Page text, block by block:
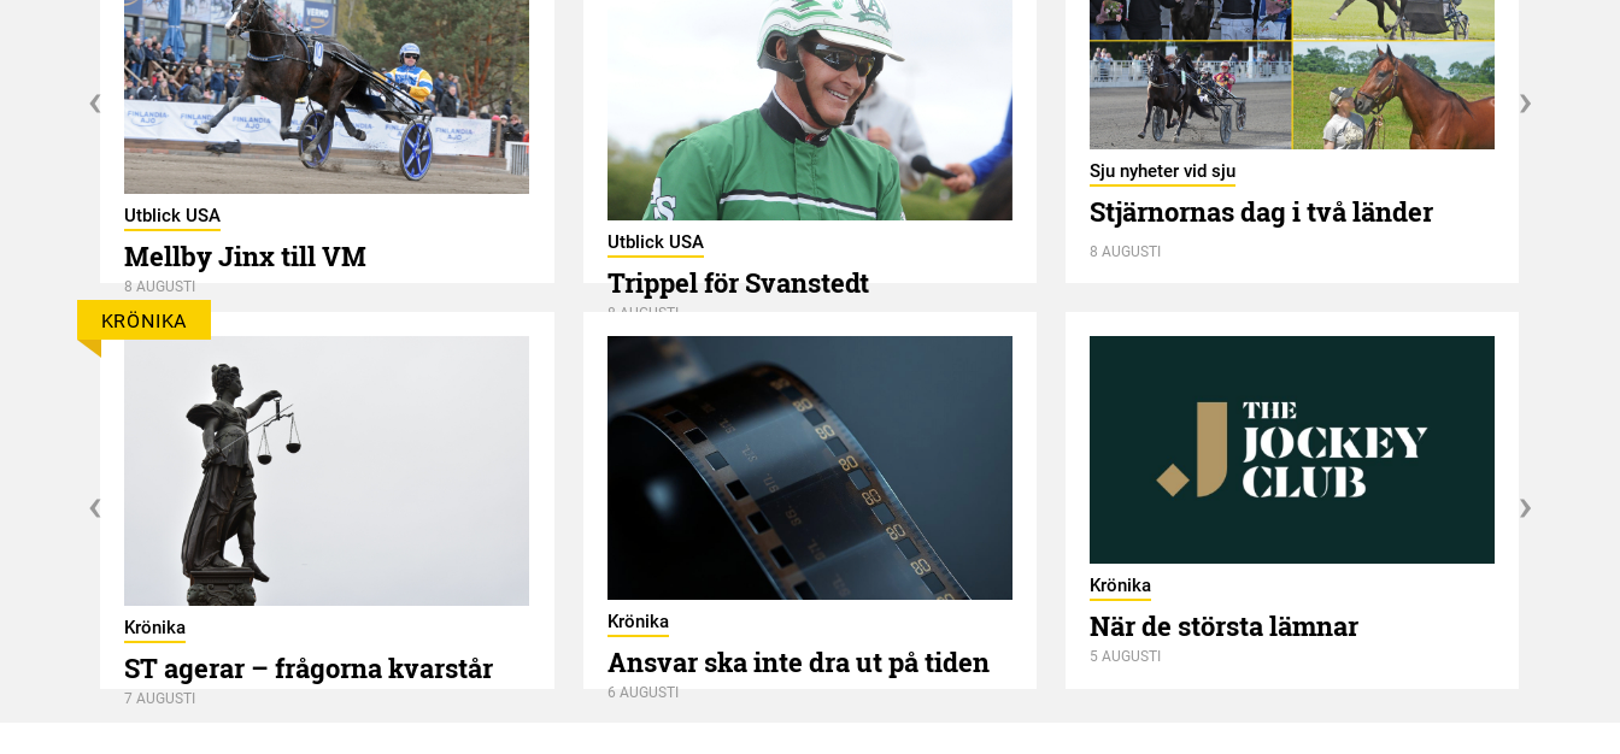
Utblick USA
Mellby Jinx till VM
8 AUGUSTI
Utblick USA
Trippel för Svanstedt
8 AUGUSTI
Sju nyheter vid sju
Stjärnornas dag i två länder
8 AUGUSTI
KRÖNIKA
Krönika
ST agerar – frågorna kvarstår
7 AUGUSTI
Krönika
Ansvar ska inte dra ut på tiden
6 AUGUSTI
Krönika
När de största lämnar
5 AUGUSTI